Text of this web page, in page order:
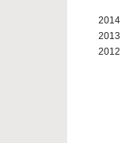
2014
2013
2012